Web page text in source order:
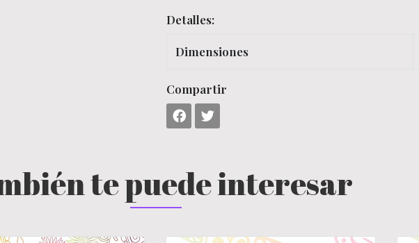
Detalles:
Dimensiones
Compartir
te puede interesar